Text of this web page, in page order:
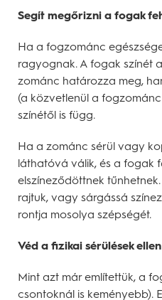
Segít megőrizni a fogak
Ha a fogzománc
ragyognak. A fogak színét
zománc határozza meg,
(a közvetlenül a
színétől is függ.
Ha a zománc sérül vagy
láthatóvá válik, és a fogak
elszíneződöttnek
rajtuk, vagy sárgássá
rontja mosolya szépségét.
Véd a fizikai sérülések ellen
Mint azt már említettük, a
csontoknál is keményebb).